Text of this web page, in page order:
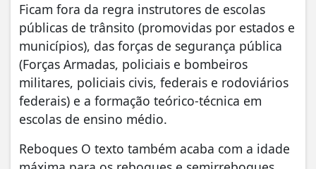
Ficam fora da regra instrutores de escolas
públicas de trânsito (promovidas por estados e
municípios), das forças de segurança pública
(Forças Armadas, policiais e bombeiros
militares, policiais civis, federais e rodoviários
federais) e a formação teórico-técnica em
escolas de ensino médio.
Reboques O texto também acaba com a idade